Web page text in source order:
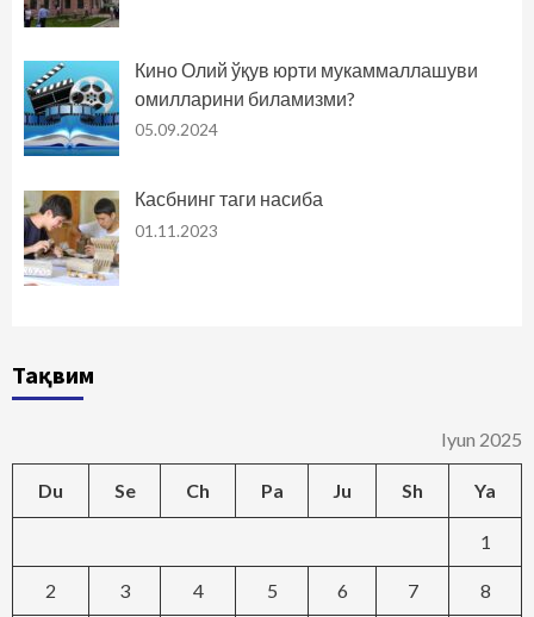
Кино Олий ўқув юрти мукаммаллашуви
омилларини биламизми?
05.09.2024
Касбнинг таги насиба
01.11.2023
Тақвим
Iyun 2025
Du Se Ch Pa Ju Sh Ya
1
2 3 4 5 6 7 8